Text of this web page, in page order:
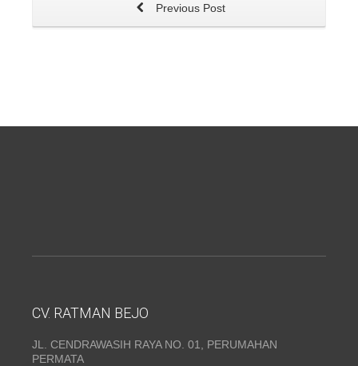
Previous Post
CV. RATMAN BEJO
JL. CENDRAWASIH RAYA NO. 01, PERUMAHAN
PERMATA